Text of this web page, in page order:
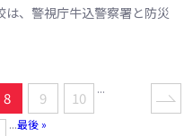
は、警視庁牛込警察署と防災
8 9 10
...
...最後 »